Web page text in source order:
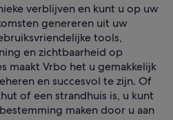
verblijven en kunt u op uw
genereren uit uw
tools,
en zichtbaarheid op
maakt Vrbo het u gemakkelijk
en succesvol te zijn. Of
of een strandhuis is, u kunt
maken door u aan